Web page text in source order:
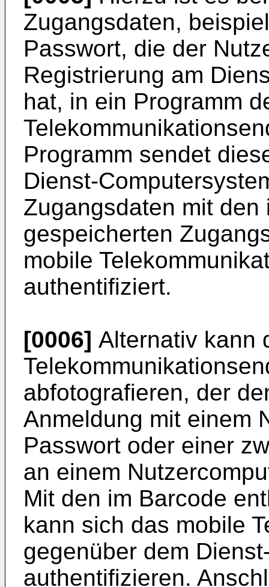
Zugangsdaten,
Passwort, die der
Registrierung am
hat, in ein Programm
Programm sendet
Dienst-
Zugangsdaten mit
gespeicherten
mobile
authentifiziert.
[0006] Alternativ kann
abfotografieren, der
Anmeldung mit einem
Passwort oder einer
an einem
Mit den im Barcode
kann sich das mobile
gegenüber dem
authentifizieren.